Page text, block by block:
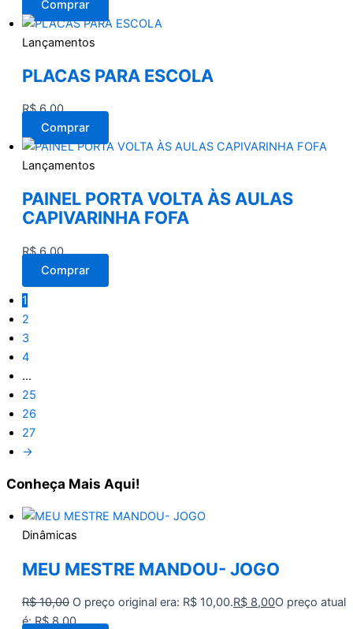
Comprar
Lançamentos
PLACAS PARA ESCOLA
R$6,00
Comprar
Lançamentos
PAINEL PORTA VOLTA ÀS AULAS
CAPIVARINHA FOFA
R$6,00
Comprar
1
2
3
4
…
25
26
27
→
Conheça Mais Aqui!
Dinâmicas
MEU MESTRE MANDOU- JOGO
R$10,00 O preço original era: R$ 10,00.R$ 8,00O preço atual
é: R$ 8,00.